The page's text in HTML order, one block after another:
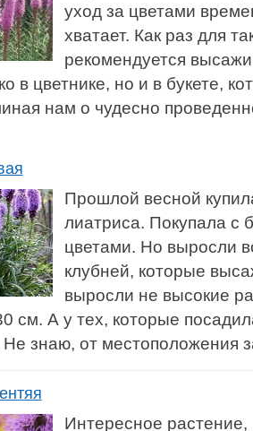
уход за цветами
хватает. Как раз для
рекомендуется
в цветнике, но и в букете,
нам о чудесно
Прошлой весной
лиатриса. Покупала
цветами. Но выросли
клубней, которые
выросли не высокие
см. А у тех, которые
знаю, от местоположения
Интересное растение,